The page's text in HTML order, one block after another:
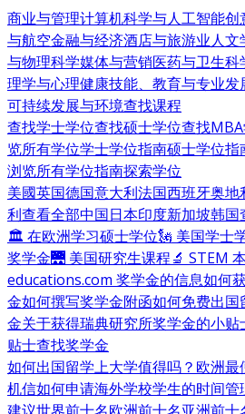
商业与管理计算机科学与人工智能创
与航空金融与经济酒店与旅游业人文
与物理科学媒体与营销医药与卫生科
理学与心理健康技能、教育与专业发
可持续发展与环境查找课程
查找学士学位查找硕士学位查找
览所有学位学士学位指南硕士学位指
浏览所有学位指南探索学位
美國英国德国意大利法国西班牙奥地
利查看全部中国日本印度新加坡韩国
🏛 在欧洲学习硕士学位🗽 美国学士
奖学金🌉 美国研究生课程🔬 STEM
educations.com 奖学金的信息如何
金如何撰写奖学金附函如何免费出国
金关于获得瑞典研究所奖学金的小贴
贴士查找奖学金
如何出国留学上大学值得吗？ 欧洲最
机信如何申请海外学校学生的时间管